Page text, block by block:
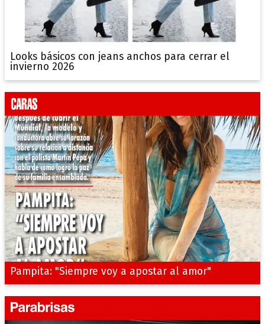
Looks básicos con jeans anchos para cerrar el
invierno 2026
Pampita: "Siempre voy a apostar al amor"